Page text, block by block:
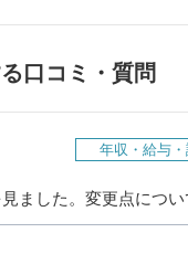
口コミ・質問
年収・給与・
ました。変更点につい